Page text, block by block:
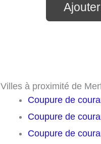
Villes à proximité de
Coupure de
Coupure de
Coupure de